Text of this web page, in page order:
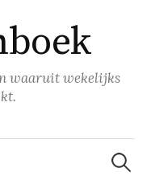
waaruit wekelijks
Zoeken
naar: